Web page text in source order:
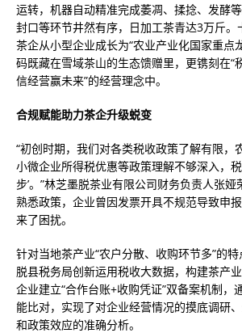
运转，机器自动精准完成萎凋、揉捻、发酵等
封口等环节井然有序，日加工茶青达3万斤。
茶企从小型企业成长为“农业产业化国家重点
码既藏在雪域茶山的生态馈赠里，更镌刻在“
信经营赢未来”的经营理念中。
合规赋能助力茶企升级蜕变
“初创时期，我们对各类税收政策了解有限，
小微企业所得税优惠等政策理解不够深入，
步’。”林芝墨脱茶业有限公司财务负责人张
熟悉政策，企业曾因发票开具不规范导致申
来了困扰。
针对当地茶产业“农户分散、收购环节多”的
脱县税务局创新运用税收大数据，构建茶产
企业建立“合作台账+收购凭证”双备案机制，
能比对，实现了对企业经营情况的摸底调研
和政策效应的准确分析。